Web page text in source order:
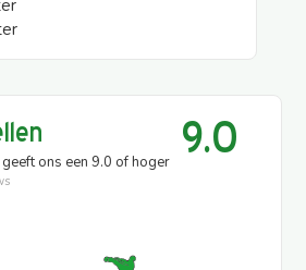
ons een 9.0 of hoger 9.0